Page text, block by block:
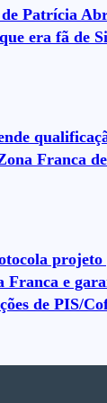
Patrícia
era fã de
Franca
Franca e
de PIS/